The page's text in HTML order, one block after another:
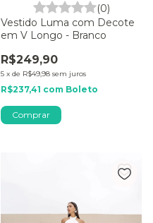
(0)
Vestido Luma com Decote
em V Longo - Branco
R$249,90
5 x de R$49,98 sem juros
R$237,41 com Boleto
Comprar